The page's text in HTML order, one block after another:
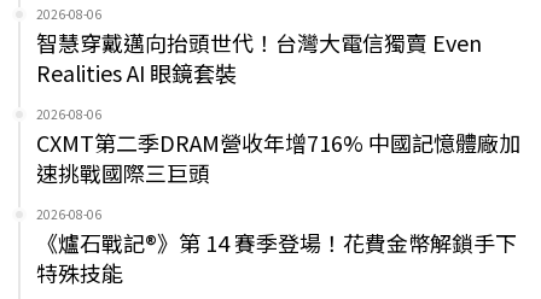
2026-08-06
智慧穿戴邁向抬頭世代！台灣大電信獨賣 Even
Realities AI 眼鏡套裝
2026-08-06
CXMT第二季DRAM營收年增716% 中國記憶體廠加
速挑戰國際三巨頭
2026-08-06
《爐石戰記®》第 14 賽季登場！花費金幣解鎖手下
特殊技能